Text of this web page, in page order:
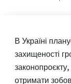
В Україні
захищеності
отримати